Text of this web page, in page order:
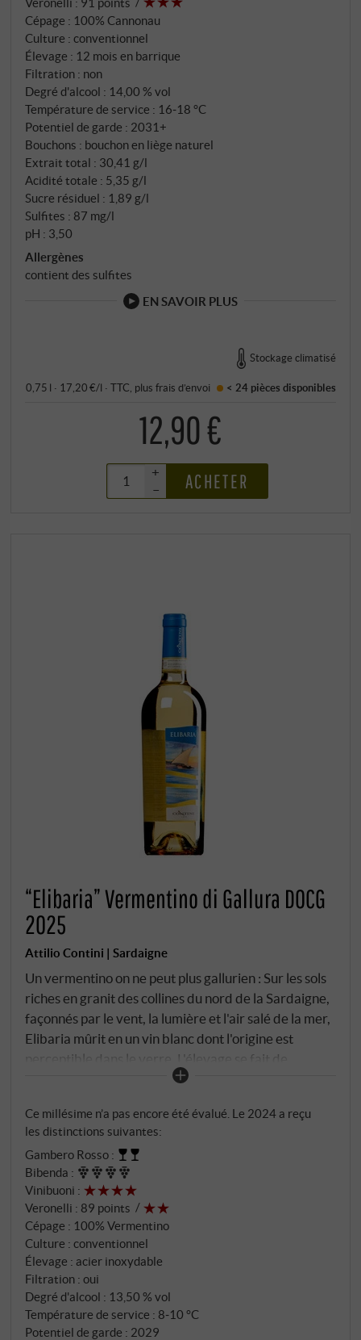
minutieuses, on procède à une macération délicate,
suivie d'une maturation d'environ 12 mois en
barriques et en fûts de chêne de taille moyenne –
suivi d'au moins six mois de maturation en bouteille.
Le vin acquiert ainsi profondeur et sérénité sans
perdre son fruit.
Cépage : 100% Cannonau
Culture : conventionnel
Élevage : 12 mois en barrique
Filtration : non
Degré d'alcool : 14,00 % vol
Température de service : 16‑18 °C
Potentiel de garde : 2031+
Bouchons : bouchon en liège naturel
Extrait total : 30,41 g/l
Acidité totale : 5,35 g/l
Sucre résiduel : 1,89 g/l
Sulfites : 87 mg/l
pH : 3,50
Allergènes
contient des sulfites
EN SAVOIR PLUS
Stockage climatisé
0,75 l · 17,20 €/l ·TTC , plusfrais d’envoi < 24 pièces disponibles
12,90 €
+
–
ACHETER
“Elibaria” Vermentino di Gallura DOCG
2025
Attilio Contini | Sardaigne
Un vermentino on ne peut plus gallurien : Sur les sols
riches en granit des collines du nord de la Sardaigne,
façonnés par le vent, la lumière et l'air salé de la mer,
Elibaria mûrit en un vin blanc dont l'origine est
perceptible dans le verre. L'élevage se fait de
manière puriste en cuve inox et plusieurs mois sur lies
de précision.
Ce millésime n’a pas encore été évalué. Le 2024 a reçu
les distinctions suivantes:
Gambero Rosso :
Bibenda :
Vinibuoni :
Veronelli : 89 points
Cépage : 100% Vermentino
Culture : conventionnel
Élevage : acier inoxydable
Filtration : oui
Degré d'alcool : 13,50 % vol
Température de service : 8‑10 °C
Potentiel de garde : 2029